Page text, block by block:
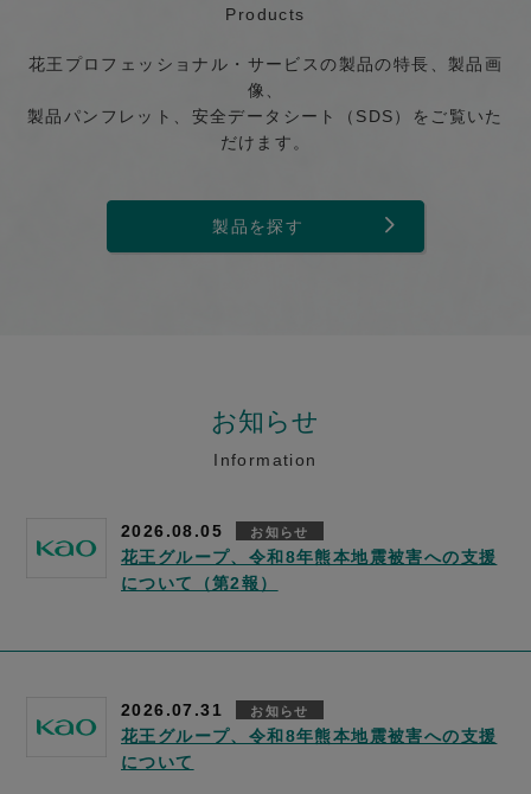
Products
花王プロフェッショナル・サービスの製品の特長、製品画
像、
製品パンフレット、安全データシート（SDS）をご覧いた
だけます。
製品を探す
お知らせ
Information
2026.08.05 お知らせ
花王グループ、令和8年熊本地震被害への支援
について（第2報）
2026.07.31 お知らせ
花王グループ、令和8年熊本地震被害への支援
について